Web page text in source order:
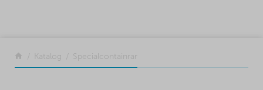
Tillbaka
Katalog Specialcontainrar